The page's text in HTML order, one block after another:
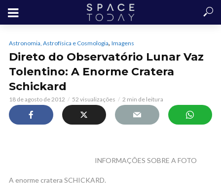
Astronomia, Astrofísica e Cosmologia, Imagens
Direto do Observatório Lunar Vaz
Tolentino: A Enorme Cratera
Schickard
18 de agosto de 2012 52 visualizações 2 min de leitura
INFORMAÇÕES SOBRE A FOTO
A enorme cratera SCHICKARD.